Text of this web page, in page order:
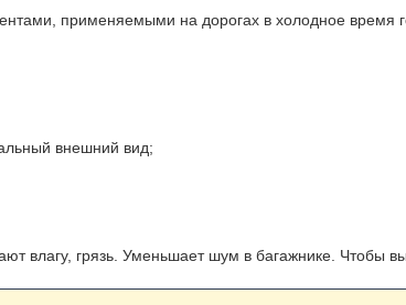
применяемыми на дорогах в холодное время
внешний вид;
влагу, грязь. Уменьшает шум в багажнике. Чтобы